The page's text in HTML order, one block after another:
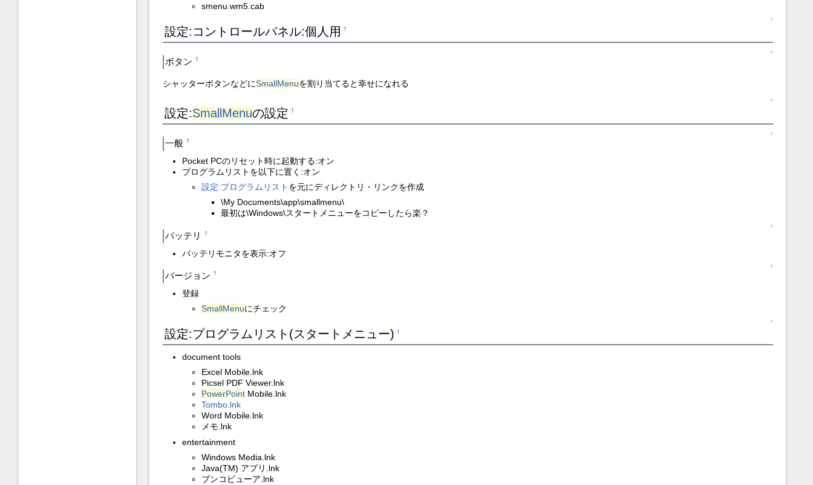
smenu.wm5.cab
↑
設定:コントロールパネル:個人用 †
↑
ボタン †
シャッターボタンなどにSmallMenuを割り当てると幸せになれる
↑
設定:SmallMenuの設定 †
↑
一般 †
Pocket PCのリセット時に起動する:オン
プログラムリストを以下に置く:オン
設定:プログラムリスト を元にディレクトリ・リンクを作成
\My Documents\app\smallmenu\
最初は\Windows\スタートメニューをコピーしたら楽？
↑
バッテリ †
バッテリモニタを表示:オフ
↑
バージョン †
登録
SmallMenuにチェック
↑
設定:プログラムリスト(スタートメニュー) †
document tools
Excel Mobile.lnk
Picsel PDF Viewer.lnk
PowerPointMobile.lnk
Tombo.lnk
Word Mobile.lnk
メモ.lnk
entertainment
Windows Media.lnk
Java(TM) アプリ.lnk
ブンコビューア.lnk